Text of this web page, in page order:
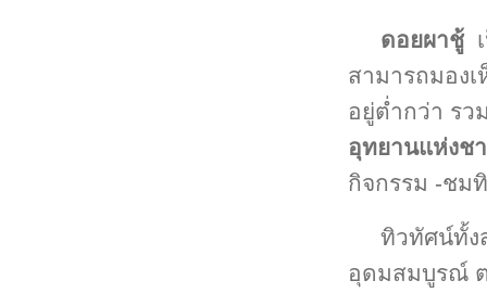
ดอยผาชู้
สามารถมอง
อยู่ต่ำกว่า รว
อุทยานแห่งช
กิจกรรม -ชม
ทิวทัศน์ทั้ง
อุดมสมบูรณ์